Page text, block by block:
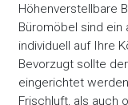
Höhenverstellbare
Büromöbel sind
individuell auf Ihre
Bevorzugt sollte
eingerichtet
Frischluft, als auch